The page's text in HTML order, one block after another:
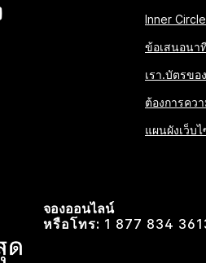
Inner
ข้อเสนอนา
เรา.บัตรขอ
ต้องการคว
แผนผังเว็บ
จองออนไลน์
หรือโทร: 1 877 834